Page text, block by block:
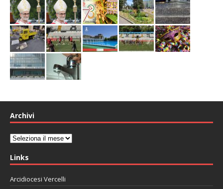
Archivi
Archivi
Links
Arcidiocesi Vercelli